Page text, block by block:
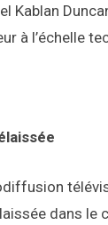
Kablan
à l’échelle
dans